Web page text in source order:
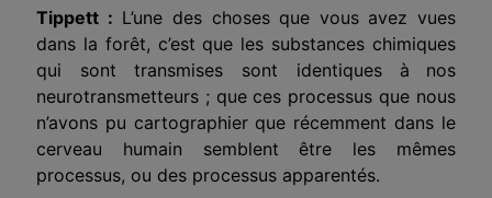
Tippett : L’une des choses que vous avez vues
dans la forêt, c’est que les substances chimiques
qui sont transmises sont identiques à
nos
neurotransmetteurs ; que ces processus que nous
n’avons pu cartographier que récemment dans le
cerveau humain semblent être les mêmes
processus, ou des processus apparentés.